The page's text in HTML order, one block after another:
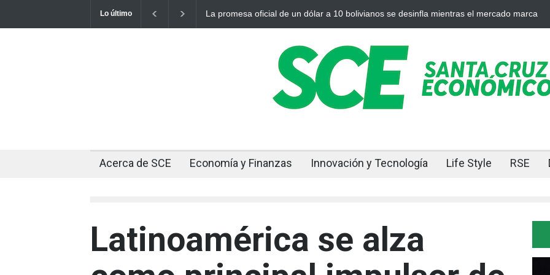
Lo últimoLa promesa oficial de un dólar a 10 bolivianos se desinfla mientras el mercado marca
Cuando el oro y
Acerca de SCE Economía y Finanzas Innovación y Tecnología Life Style RSE
Latinoamérica se alza